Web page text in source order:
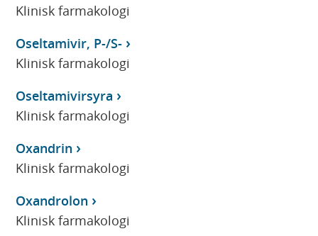
Klinisk farmakologi
Oseltamivir, P-/S-
Klinisk farmakologi
Oseltamivirsyra
Klinisk farmakologi
Oxandrin
Klinisk farmakologi
Oxandrolon
Klinisk farmakologi